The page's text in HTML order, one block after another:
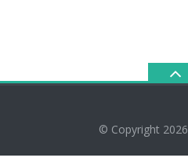
© Copyright 2026